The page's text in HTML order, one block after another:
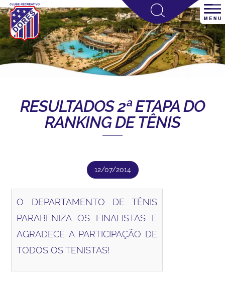
RESULTADOS 2ª ETAPA DO
RANKING DE TÊNIS
12/07/2014
O DEPARTAMENTO DE TÊNIS
PARABENIZA OS FINALISTAS E
AGRADECE A PARTICIPAÇÃO DE
TODOS OS TENISTAS!